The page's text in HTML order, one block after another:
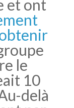
et ont
le
10
delà